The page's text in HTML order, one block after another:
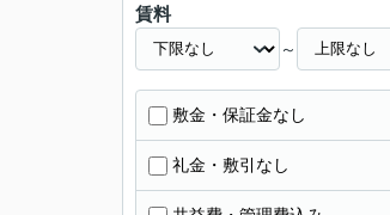
賃料
～
敷金・保証金なし
礼金・敷引なし